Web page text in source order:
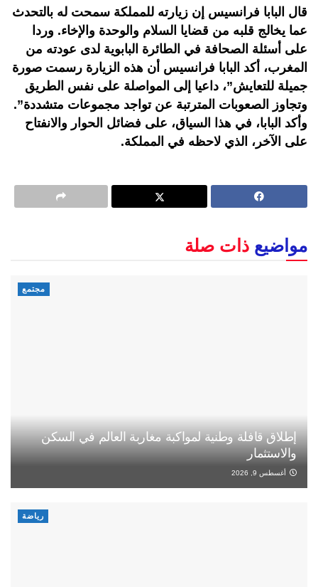
قال البابا فرانسيس إن زيارته للمملكة سمحت له بالتحدث
عما يخالج قلبه من قضايا السلام والوحدة والإخاء. وردا
على أسئلة الصحافة في الطائرة البابوية لدى عودته من
المغرب، أكد البابا فرانسيس أن هذه الزيارة رسمت صورة
جميلة للتعايش”، داعيا إلى المواصلة على نفس الطريق
وتجاوز الصعوبات المترتبة عن تواجد مجموعات متشددة”.
وأكد البابا، في هذا السياق، على فضائل الحوار والانفتاح
على الآخر، الذي لاحظه في المملكة.
مواضيع ذات صلة
مجتمع
إطلاق قافلة وطنية لمواكبة مغاربة العالم في السكن
والاستثمار
أغسطس 9, 2026
رياضة